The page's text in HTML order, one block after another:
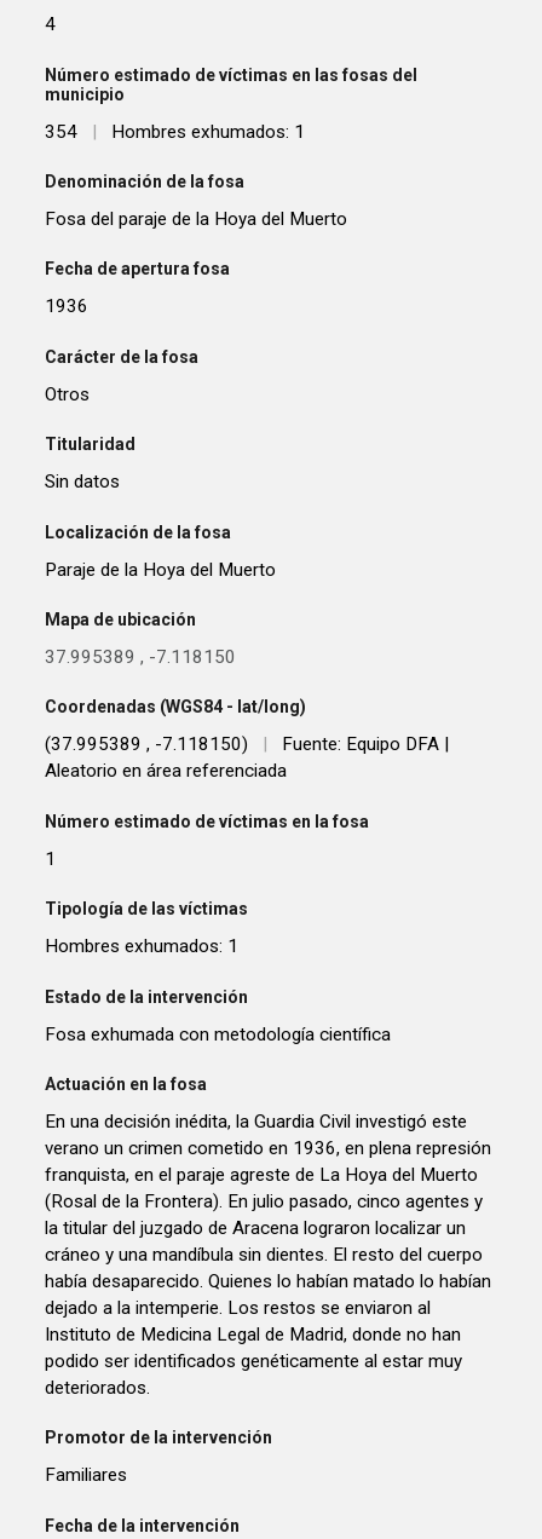
4
Número estimado de víctimas en las fosas del
municipio
354 | Hombres exhumados: 1
Denominación de la fosa
Fosa del paraje de la Hoya del Muerto
Fecha de apertura fosa
1936
Carácter de la fosa
Otros
Titularidad
Sin datos
Localización de la fosa
Paraje de la Hoya del Muerto
Mapa de ubicación
37.995389 , -7.118150
Coordenadas (WGS84 - lat/long)
(37.995389 , -7.118150)
Fuente: Equipo DFA |
Aleatorio en área referenciada
Número estimado de víctimas en la fosa
1
Tipología de las víctimas
Hombres exhumados: 1
Estado de la intervención
Fosa exhumada con metodología científica
Actuación en la fosa
En una decisión inédita, la Guardia Civil investigó este
verano un crimen cometido en 1936, en plena represión
franquista, en el paraje agreste de La Hoya del Muerto
(Rosal de la Frontera). En julio pasado, cinco agentes y
la titular del juzgado de Aracena lograron localizar un
cráneo y una mandíbula sin dientes. El resto del cuerpo
había desaparecido. Quienes lo habían matado lo habían
dejado a la intemperie. Los restos se enviaron al
Instituto de Medicina Legal de Madrid, donde no han
podido ser identificados genéticamente al estar muy
deteriorados.
Promotor de la intervención
Familiares
Fecha de la intervención